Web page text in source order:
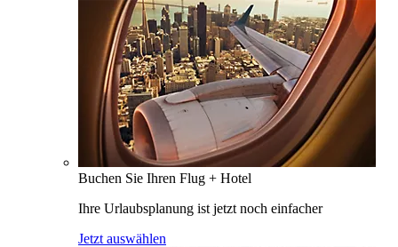
Buchen Sie Ihren Flug + Hotel
Ihre Urlaubsplanung ist jetzt noch einfacher
Jetzt auswählen